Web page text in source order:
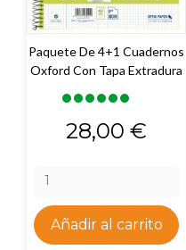
Paquete De 4+1 Cuadernos
Oxford Con Tapa Extradura
Precio
28,00 €
Añadir al carrito